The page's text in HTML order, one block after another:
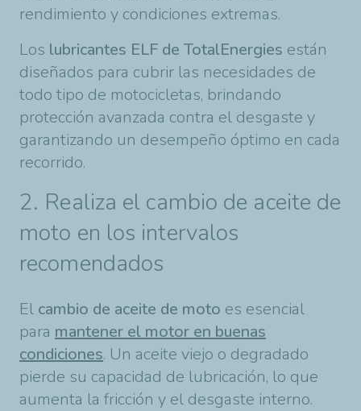
rendimiento y condiciones extremas.
Los lubricantes ELF de TotalEnergies están
diseñados para cubrir las necesidades de
todo tipo de motocicletas, brindando
protección avanzada contra el desgaste y
garantizando un desempeño óptimo en cada
recorrido.
2. Realiza el cambio de aceite de
moto en los intervalos
recomendados
El cambio de aceite de moto es esencial
para mantener el motor en buenas
condiciones. Un aceite viejo o degradado
pierde su capacidad de lubricación, lo que
aumenta la fricción y el desgaste interno.